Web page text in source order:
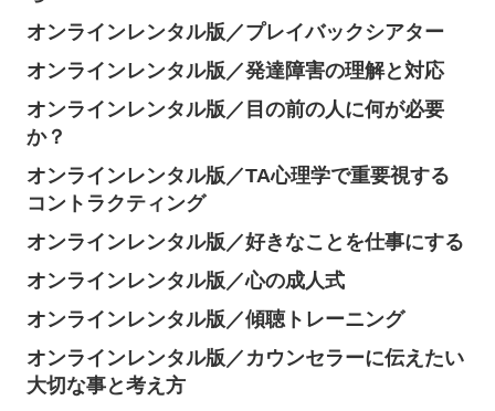
オンラインレンタル版／プレイバックシアター
オンラインレンタル版／発達障害の理解と対応
オンラインレンタル版／目の前の人に何が必要
か？
オンラインレンタル版／TA心理学で重要視する
コントラクティング
オンラインレンタル版／好きなことを仕事にする
オンラインレンタル版／心の成人式
オンラインレンタル版／傾聴トレーニング
オンラインレンタル版／カウンセラーに伝えたい
大切な事と考え方